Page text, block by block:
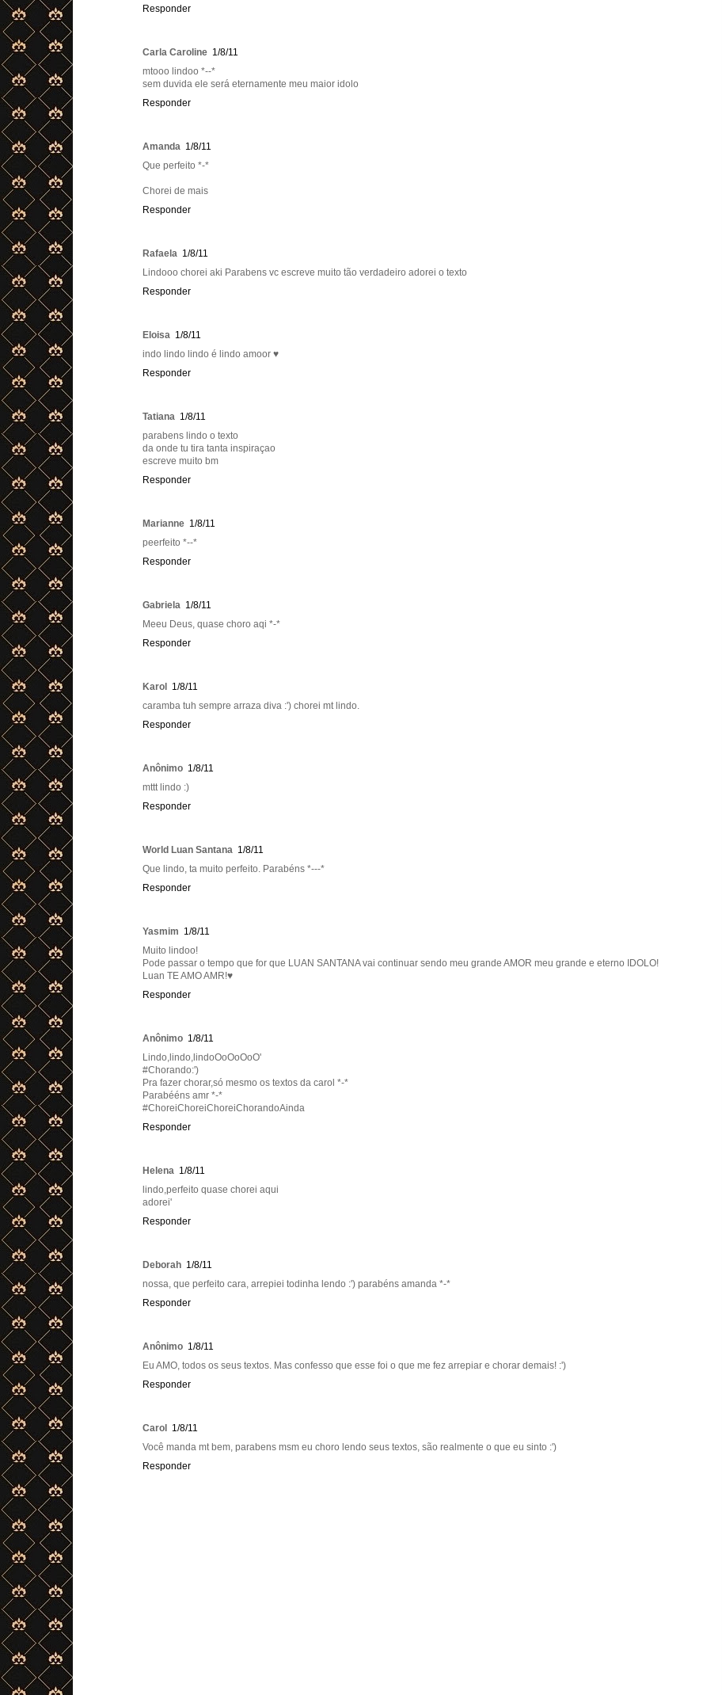
Responder
Carla Caroline 1/8/11
mtooo lindoo *--*
sem duvida ele será eternamente meu maior idolo
Responder
Amanda 1/8/11
Que perfeito *-*
Chorei de mais
Responder
Rafaela 1/8/11
Lindooo chorei aki Parabens vc escreve muito tão verdadeiro adorei o texto
Responder
Eloisa 1/8/11
indo lindo lindo é lindo amoor ♥
Responder
Tatiana 1/8/11
parabens lindo o texto
da onde tu tira tanta inspiraçao
escreve muito bm
Responder
Marianne 1/8/11
peerfeito *--*
Responder
Gabriela 1/8/11
Meeu Deus, quase choro aqi *-*
Responder
Karol
1/8/11
caramba tuh sempre arraza diva :') chorei mt lindo.
Responder
Anônimo 1/8/11
mttt lindo :)
Responder
World Luan Santana 1/8/11
Que lindo, ta muito perfeito. Parabéns *---*
Responder
Yasmim 1/8/11
Muito lindoo!
Pode passar o tempo que for que LUAN SANTANA vai continuar sendo meu grande AMOR meu grande e eterno IDOLO!
Luan TE AMO AMR!♥
Responder
Anônimo 1/8/11
Lindo,lindo,lindoOoOoOoO'
#Chorando:')
Pra fazer chorar,só mesmo os textos da carol *-*
Parabééns amr *-*
#ChoreiChoreiChoreiChorandoAinda
Responder
Helena 1/8/11
lindo,perfeito quase chorei aqui
adorei'
Responder
Deborah 1/8/11
nossa, que perfeito cara, arrepiei todinha lendo :') parabéns amanda *-*
Responder
Anônimo 1/8/11
Eu AMO, todos os seus textos. Mas confesso que esse foi o que me fez arrepiar e chorar demais! :')
Responder
Carol
1/8/11
Você manda mt bem, parabens msm eu choro lendo seus textos, são realmente o que eu sinto :')
Responder